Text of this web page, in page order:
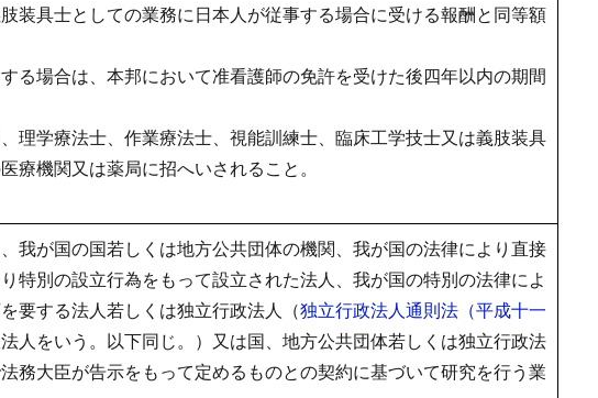
装具士としての業務に日本人が従事する場合に受ける報酬と同等額
場合は、本邦において准看護師の免許を受けた後四年以内の期間
学療法士、作業療法士、視能訓練士、臨床工学技士又は義肢装具
療機関又は薬局に招へいされること。
我が国の国若しくは地方公共団体の機関、我が国の法律により直接
特別の設立行為をもって設立された法人、我が国の特別の法律によ
要する法人若しくは独立行政法人（独立行政法人通則法（平成十一
人をいう。以下同じ。）又は国、地方公共団体若しくは独立行政法
務大臣が告示をもって定めるものとの契約に基づいて研究を行う業